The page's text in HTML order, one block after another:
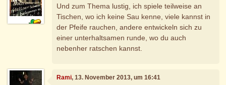
Und zum Thema lustig, ich spiele teilweise an
Tischen, wo ich keine Sau kenne, viele kannst in
der Pfeife rauchen, andere entwickeln sich zu
einer unterhaltsamen runde, wo du auch
nebenher ratschen kannst.
Rami, 13. November 2013, um 16:41